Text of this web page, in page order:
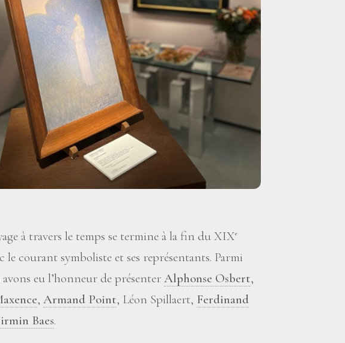
à travers le temps se termine à la fin du XIXe
le courant symboliste et ses représentants. Parmi
eu l’honneur de présenter Alphonse Osbert,
, Armand Point, Léon Spillaert, Ferdinand
Baes.